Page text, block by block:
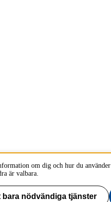
om dig och hur du
är valbara.
bara nödvändiga tjänster